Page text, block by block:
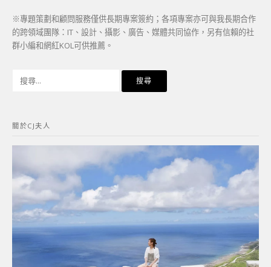
※專題策劃和顧問服務僅供長期專案簽約；各項專案亦可與我長期合作
的跨領域團隊：IT、設計、攝影、廣告、媒體共同協作，另有信賴的社
群小編和網紅KOL可供推薦。
字:
關於CJ夫人